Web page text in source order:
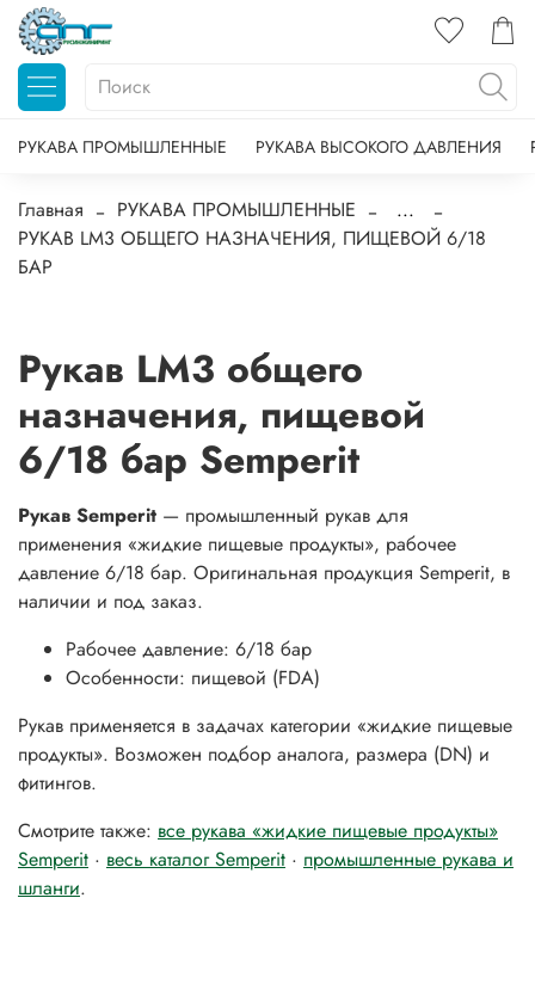
РУКАВА ПРОМЫШЛЕННЫЕ РУКАВА ВЫСОКОГО ДАВЛЕНИЯ
Главная РУКАВА ПРОМЫШЛЕННЫЕ
...
РУКАВ LM3 ОБЩЕГО НАЗНАЧЕНИЯ, ПИЩЕВОЙ 6/18
БАР
Рукав LM3 общего
назначения, пищевой
6/18 бар Semperit
Рукав Semperit — промышленный рукав для
применения «жидкие пищевые продукты», рабочее
давление 6/18 бар. Оригинальная продукция Semperit, в
наличии и под заказ.
Рабочее давление: 6/18 бар
Особенности: пищевой (FDA)
Рукав применяется в задачах категории «жидкие пищевые
продукты». Возможен подбор аналога, размера (DN) и
фитингов.
Смотрите также: все рукава «жидкие пищевые продукты»
Semperit · весь каталог Semperit · промышленные рукава и
шланги.